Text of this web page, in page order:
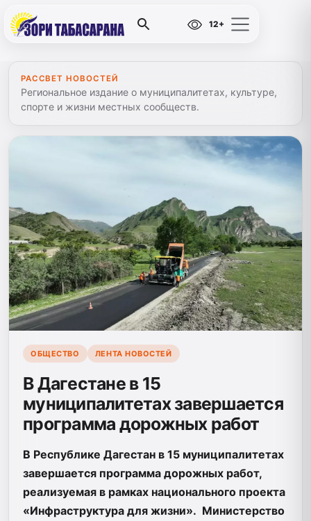
12+
РАССВЕТ НОВОСТЕЙ
Региональное издание о муниципалитетах, культуре,
спорте и жизни местных сообществ.
ОБЩЕСТВО ЛЕНТА НОВОСТЕЙ
В Дагестане в 15
муниципалитетах завершается
программа дорожных работ
В Республике Дагестан в 15 муниципалитетах
завершается программа дорожных работ,
реализуемая в рамках национального проекта
«Инфраструктура для жизни». Министерство